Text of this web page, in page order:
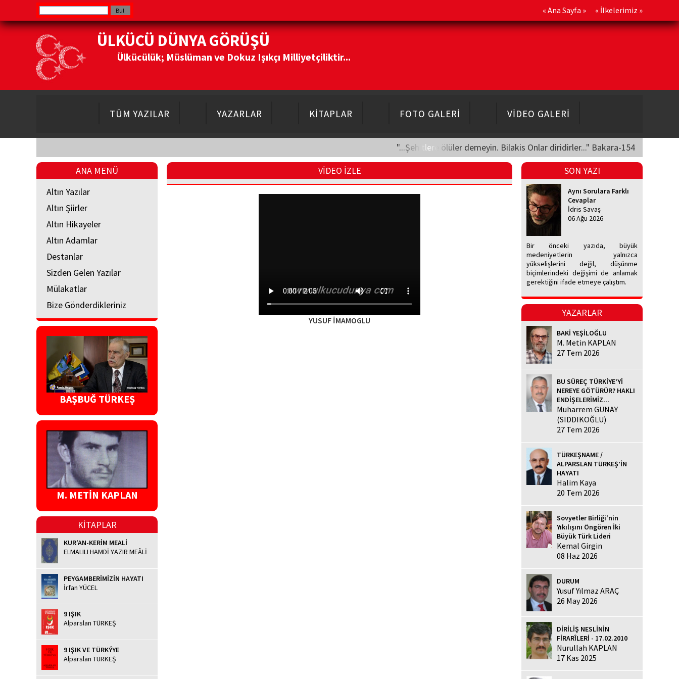
« Ana Sayfa » « İlkelerimiz »
ÜLKÜCÜ DÜNYA GÖRÜŞÜ
Ülkücülük; Müslüman ve Dokuz Işıkçı Milliyetçiliktir...
TÜM YAZILAR YAZARLAR KİTAPLAR FOTO GALERİ VİDEO GALERİ
"...Şehitlere ölüler demeyin. Bilakis Onlar diridirler..." Bakara-154
ANA MENÜ
Altın Yazılar
Altın Şiirler
Altın Hikayeler
Altın Adamlar
Destanlar
Sizden Gelen Yazılar
Mülakatlar
Bize Gönderdikleriniz
BAŞBUĞ TÜRKEŞ
M. METİN KAPLAN
KİTAPLAR
KUR'AN-KERİM MEALİ
ELMALILI HAMDİ YAZIR MEÂLİ
PEYGAMBERİMİZİN HAYATI
İrfan YÜCEL
9 IŞIK
Alparslan TÜRKEŞ
9 IŞIK VE TÜRKÝYE
Alparslan TÜRKEŞ
VİDEO İZLE
YUSUF İMAMOGLU
SON YAZI
Aynı Sorulara Farklı
Cevaplar
İdris Savaş
06 Ağu 2026
Bir önceki yazıda, büyük
medeniyetlerin yalnızca
yükselişlerini değil, düşünme
biçimlerindeki değişimi de anlamak
gerektiğini ifade etmeye çalıştım.
YAZARLAR
BAKİ YEŞİLOĞLU
M. Metin KAPLAN
27 Tem 2026
BU SÜREÇ TÜRKİYE’Yİ
NEREYE GÖTÜRÜR? HAKLI
ENDİŞELERİMİZ...
Muharrem GÜNAY
(SIDDIKOĞLU)
27 Tem 2026
TÜRKEŞNAME /
ALPARSLAN TÜRKEŞ’İN
HAYATI
Halim Kaya
20 Tem 2026
Sovyetler Birliği'nin
Yıkılışını Öngören İki
Büyük Türk Lideri
Kemal Girgin
08 Haz 2026
DURUM
Yusuf Yılmaz ARAÇ
26 May 2026
DİRİLİŞ NESLİNİN
FİRARÎLERİ - 17.02.2010
Nurullah KAPLAN
17 Kas 2025